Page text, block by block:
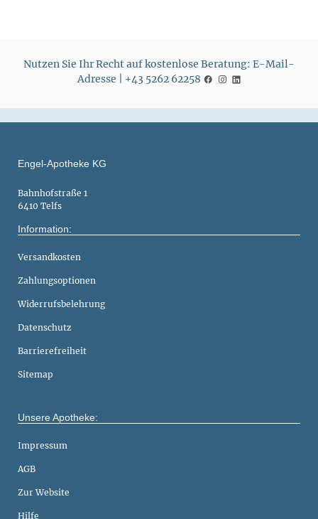
Nutzen Sie Ihr Recht auf kostenlose Beratung: E-Mail-
Adresse | +43 5262 62258
Engel-Apotheke KG
Bahnhofstraße 1
6410 Telfs
Information:
Versandkosten
Zahlungsoptionen
Widerrufsbelehrung
Datenschutz
Barrierefreiheit
Sitemap
Unsere Apotheke:
Impressum
AGB
Zur Website
Hilfe